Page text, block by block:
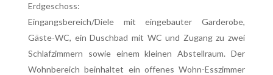
Erdgeschoss:
Eingangsbereich/Diele mit eingebauter Garderobe,
Gäste-WC, ein Duschbad mit WC und Zugang zu zwei
Schlafzimmern sowie einem kleinen Abstellraum. Der
Wohnbereich beinhaltet ein offenes Wohn-Esszimmer